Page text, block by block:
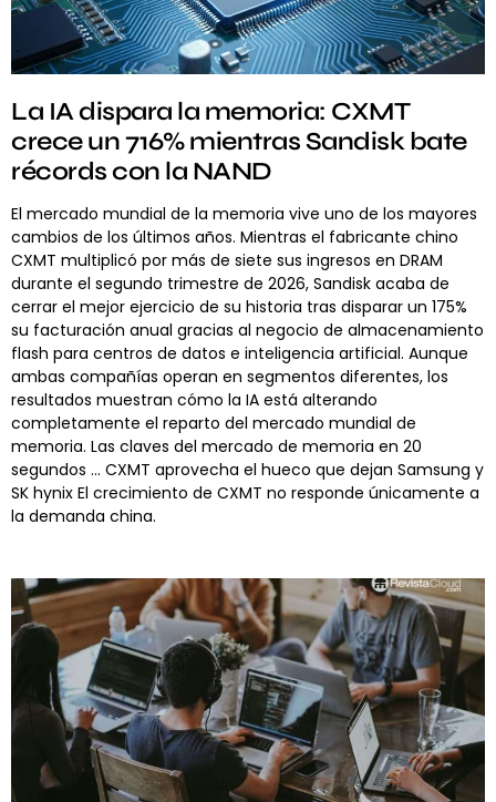
La IA dispara la memoria: CXMT
crece un 716% mientras Sandisk bate
récords con la NAND
El mercado mundial de la memoria vive uno de los mayores
cambios de los últimos años. Mientras el fabricante chino
CXMT multiplicó por más de siete sus ingresos en DRAM
durante el segundo trimestre de 2026, Sandisk acaba de
cerrar el mejor ejercicio de su historia tras disparar un 175%
su facturación anual gracias al negocio de almacenamiento
flash para centros de datos e inteligencia artificial. Aunque
ambas compañías operan en segmentos diferentes, los
resultados muestran cómo la IA está alterando
completamente el reparto del mercado mundial de
memoria. Las claves del mercado de memoria en 20
segundos … CXMT aprovecha el hueco que dejan Samsung y
SK hynix El crecimiento de CXMT no responde únicamente a
la demanda china.